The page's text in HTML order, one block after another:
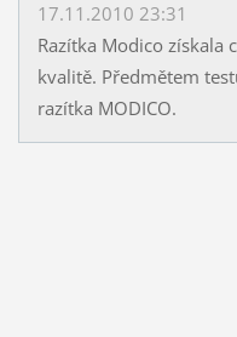
17.11.2010 23:31
Razítka Modico získala
kvalitě. Předmětem
razítka MODICO.